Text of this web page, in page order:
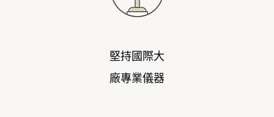
堅持國際大
廠專業儀器